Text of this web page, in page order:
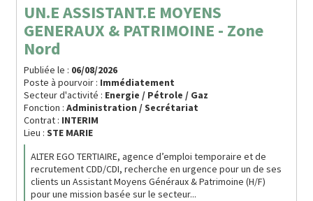
UN.E ASSISTANT.E MOYENS
GENERAUX & PATRIMOINE - Zone
Nord
Publiée le : 06/08/2026
Poste à pourvoir : Immédiatement
Secteur d'activité : Energie / Pétrole / Gaz
Fonction : Administration / Secrétariat
Contrat : INTERIM
Lieu : STE MARIE
ALTER EGO TERTIAIRE, agence d’emploi temporaire et de
recrutement CDD/CDI, recherche en urgence pour un de ses
clients un Assistant Moyens Généraux & Patrimoine (H/F)
pour une mission basée sur le secteur...